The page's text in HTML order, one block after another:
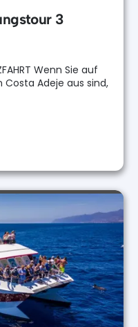
3
Wenn Sie auf
Adeje aus sind,